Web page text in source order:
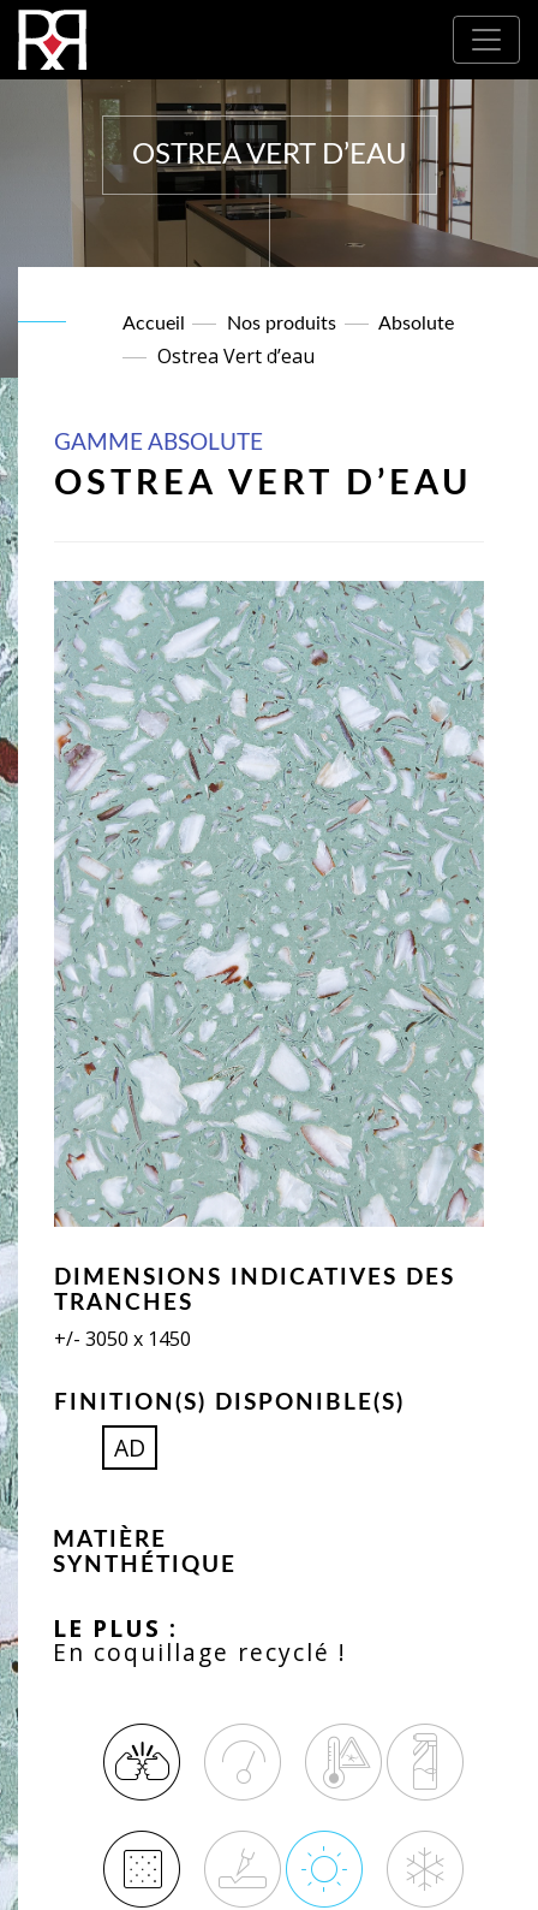
Où nous trouver : Nos partenaires
OSTREA VERT D’EAU
Accueil Nos produits Absolute
Ostrea Vert d’eau
MATIÈRE
SYNTHÉTIQUE
LE PLUS :
En coquillage recyclé !
GAMME ABSOLUTE
OSTREA VERT D’EAU
DIMENSIONS INDICATIVES DES
TRANCHES
+/- 3050 x 1450
FINITION(S) DISPONIBLE(S)
AD